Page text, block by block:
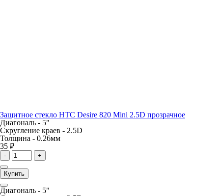
Защитное стекло HTC Desire 820 Mini 2.5D прозрачное
Диагональ - 5"
Скругление краев - 2.5D
Толщина - 0.26мм
35 ₽
- +
Купить
Диагональ - 5"